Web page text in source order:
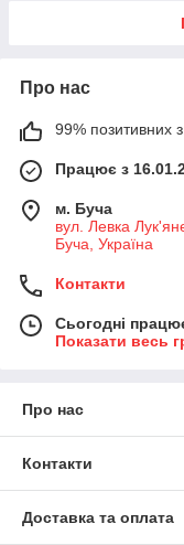
Про нас
99% позитивних з
Працює з
м. Буча
вул. Левка
Буча, Україна
Контакти
Сьогодні
Показати весь
Про нас
Контакти
Доставка та оплата